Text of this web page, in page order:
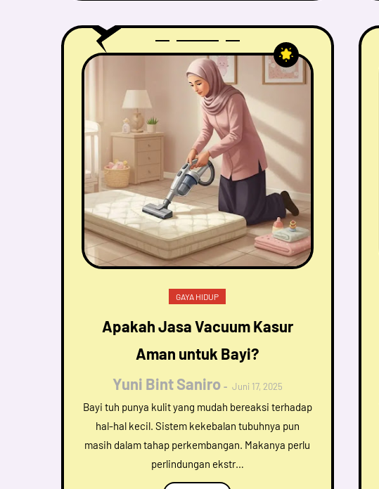
GAYA HIDUP
Apakah Jasa Vacuum Kasur
Aman untuk Bayi?
Yuni Bint Saniro
Juni 17, 2025
Bayi tuh punya kulit yang mudah bereaksi terhadap
hal-hal kecil. Sistem kekebalan tubuhnya pun
masih dalam tahap perkembangan. Makanya perlu
perlindungan ekstr…